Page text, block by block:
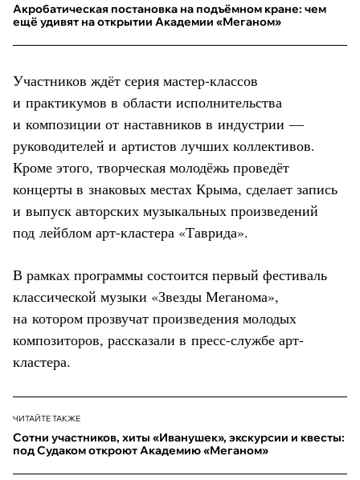
Акробатическая постановка на подъёмном кране: чем
ещё удивят на открытии Академии «Меганом»
Участников ждёт серия мастер-классов
и практикумов в области исполнительства
и композиции от наставников в индустрии —
руководителей и артистов лучших коллективов.
Кроме этого, творческая молодёжь проведёт
концерты в знаковых местах Крыма, сделает запись
и выпуск авторских музыкальных произведений
под лейблом арт-кластера «Таврида».
В рамках программы состоится первый фестиваль
классической музыки «Звезды Меганома»,
на котором прозвучат произведения молодых
композиторов, рассказали в пресс-службе арт-
кластера.
ЧИТАЙТЕ ТАКЖЕ
Сотни участников, хиты «Иванушек», экскурсии и квесты:
под Судаком откроют Академию «Меганом»